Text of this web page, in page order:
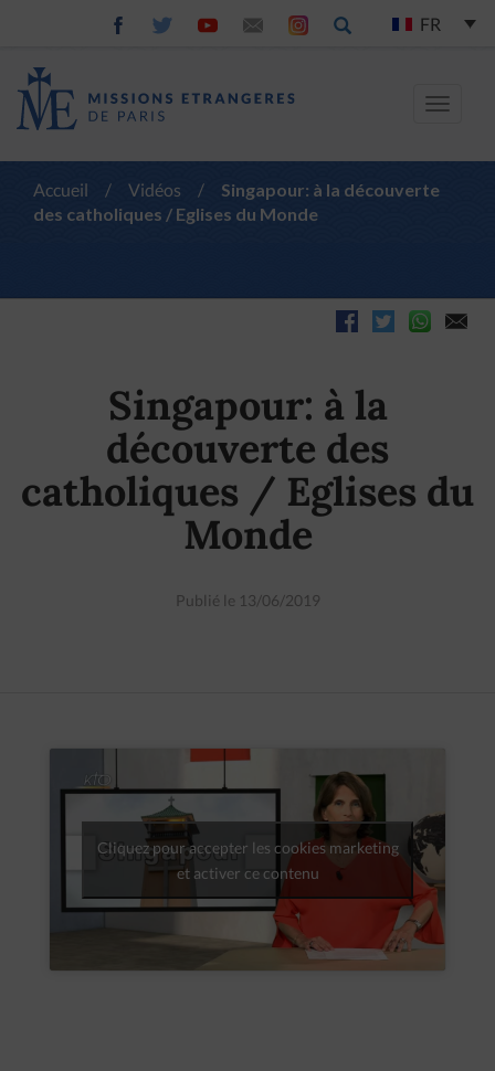
FR
Toggle
Accueil / Vidéos /
Singapour: à la découverte
des catholiques / Eglises du Monde
Singapour: à la
découverte des
catholiques / Eglises du
Monde
Publié le 13/06/2019
Cliquez pour accepter les cookies marketing
et activer ce contenu